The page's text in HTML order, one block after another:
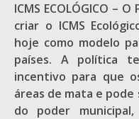
ICMS ECOLÓGICO –
criar o ICMS
hoje como modelo
países. A política
incentivo para que
áreas de mata e
do poder